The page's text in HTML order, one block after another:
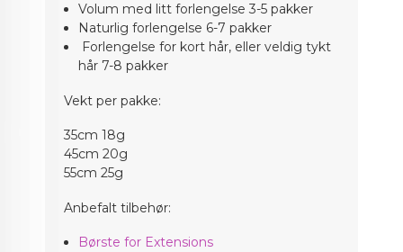
Volum med litt forlengelse 3-5 pakker
Naturlig forlengelse 6-7 pakker
Forlengelse for kort hår, eller veldig tykt
hår 7-8 pakker
Vekt per pakke:
35cm 18g
45cm 20g
55cm 25g
Anbefalt tilbehør:
Børste for Extensions